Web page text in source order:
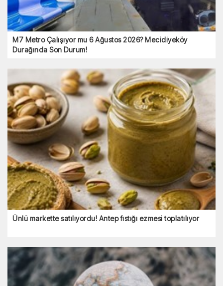
M7 Metro Çalışıyor mu 6 Ağustos 2026? Mecidiyeköy
Durağında Son Durum!
Ünlü markette satılıyordu! Antep fıstığı ezmesi toplatılıyor